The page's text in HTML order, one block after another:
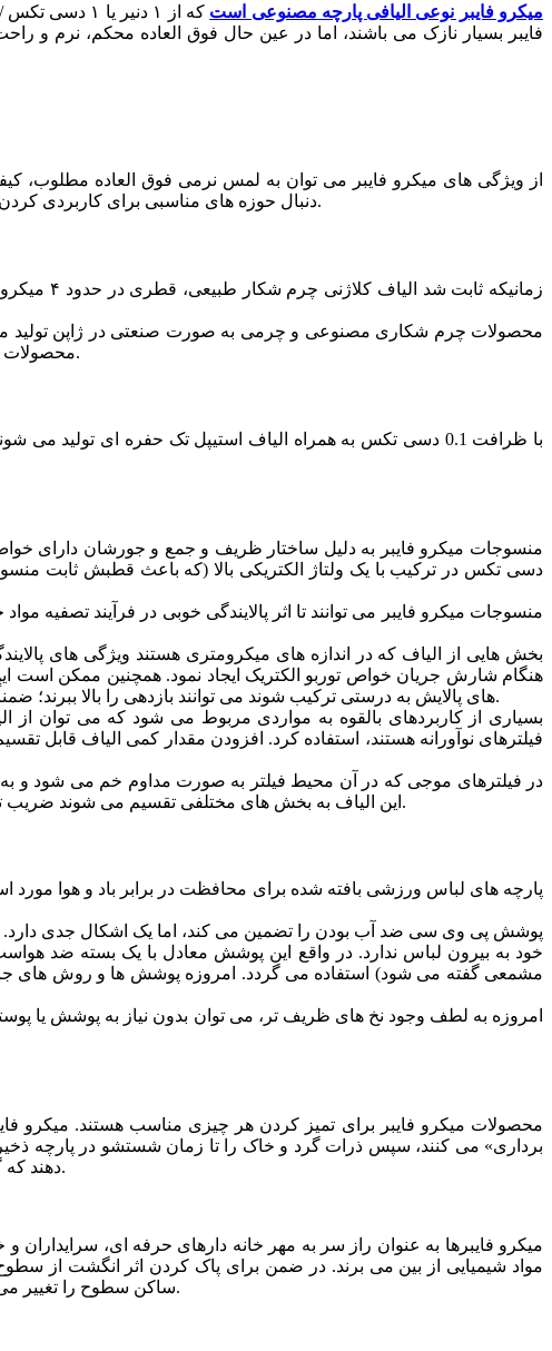
میکرو فایبر نوعی الیافی پارچه مصنوعی است
فایبر بسیار نازک می باشند، اما در عین حال فوق العاده محکم، نرم و
از ویژگی های میکرو فایبر می توان به لمس نرمی فوق العاده مطلوب،
دنبال حوزه های مناسبی برای کاربردی کردن میکرو فایبر تولیدی خود بودند، زیرا آنها خواصی داشتند که هنوز در لباس ها و ساختار منسوجات فنی مورد استفاده قرار نمی گرفتند.
زمانیکه
محصولات از نظر یکنواختی، ثبات ابعادی، سهولت مراقبت، ثبات رنگ و جرم کم در مقام مقایسه با چرم طبیعی و چرم شکاری چیزی کم ندارند.
منسوجات میکرو فایبر به دلیل ساختار ظریف و جمع و جورشان دارای خواص
منسوجات میکرو فایبر می توانند تا اثر پالایندگی خوبی در فرآیند تصفیه
بخش هایی از الیاف که در اندازه های میکرومتری هستند ویژگی های
هنگام شارش جریان خواص توربو الکتریک ایجاد نمود. همچنین ممکن است
های پالایش به درستی ترکیب شوند می توانند بازدهی را بالا ببرند؛ ضمناً فشار پایین باعث چکه کردن مواد تصفیه شده ای می شود که قبل از استفاده از این مواد کاربردی به سختی از فیلتر عبور می کردند.
بسیاری از کاربردهای بالقوه به مواردی مربوط می شود که می توان از
فیلترهای نوآورانه هستند، استفاده کرد. افزودن مقدار کمی الیاف قابل
در فیلترهای موجی که در آن محیط فیلتر به صورت مداوم خم می شود و به
این الیاف به بخش های مختلفی تقسیم می شوند ضریب تقویت آنها ۱۶ برابر الیاف معمولی خواهد شد؛ این در حالی است که ضریب تقویت الیاف نوع جزیره ای، ۳۳ برابر الیاف معمولی است.
پارچه های لباس ورزشی بافته شده برای محافظت در برابر باد و هوا مورد
پوشش پی وی سی ضد آب بودن را تضمین می کند، اما یک اشکال جدی دارد.
خود به بیرون لباس ندارد. در واقع این پوشش معادل با یک بسته ضد
مشمعی گفته می شود) استفاده می گردد. امروزه پوشش ها و روش های
امروزه به لطف وجود نخ های ظریف تر، می توان بدون نیاز به پوشش یا
محصولات میکرو فایبر برای تمیز کردن هر چیزی مناسب هستند. میکرو
برداری» می کنند، سپس ذرات گرد و خاک را تا زمان شستشو در پارچه ذخیره
دهند که گرد و غبار و آلودگی به اطراف پخش شود. کاربر می تواند این لباس ها را فقط با آب تمیز کند و به هیچ ماده شیمیایی دیگری نیاز ندارد.
میکرو فایبرها به عنوان راز سر به مهر خانه دارهای حرفه ای،
مواد شیمیایی از بین می برند. در ضمن برای پاک کردن اثر انگشت از
ساکن سطوح را تغییر می دهند، از این رو سطوح مدت زمان بیشتری تمیز می مانند؛ این امر برای صفحه تلویزیون، نمایشگر رایانه و آئینه ها اهمیت زیادی دارد.